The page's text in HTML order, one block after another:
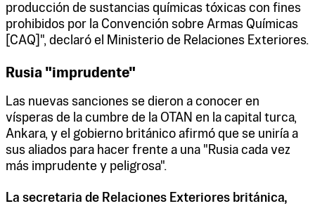
producción de sustancias químicas tóxicas con fines
prohibidos por la Convención sobre Armas Químicas
[CAQ]", declaró el Ministerio de Relaciones Exteriores.
Rusia "imprudente"
Las nuevas sanciones se dieron a conocer en
vísperas de la cumbre de la OTAN en la capital turca,
Ankara, y el gobierno británico afirmó que se uniría a
sus aliados para hacer frente a una "Rusia cada vez
más imprudente y peligrosa".
La secretaria de Relaciones Exteriores británica,